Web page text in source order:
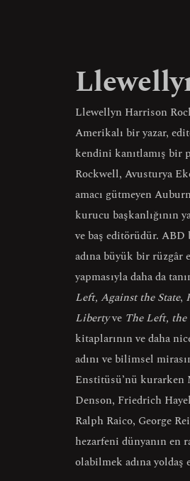
Llewellyn Harrison
Amerikalı bir yazar,
kendini kanıtlamış bir
Rockwell, Avusturya
amacı gütmeyen
kurucu başkanlığının
ve baş editörüdür. ABD
adına büyük bir rüzgâr
yapmasıyla daha da
Left, Against the State,
Libertyve The Left, the
kitaplarının ve daha
adını ve bilimsel
Enstitüsü’nü kurarken
Denson, Friedrich
Ralph Raico, George
hezarfeni dünyanın
olabilmek adına yoldaş